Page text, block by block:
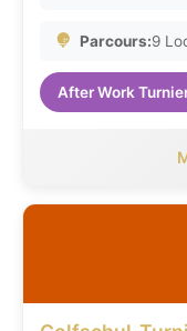
Parcours:9
After Work